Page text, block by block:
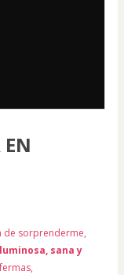
EN
de sorprenderme,
sana y